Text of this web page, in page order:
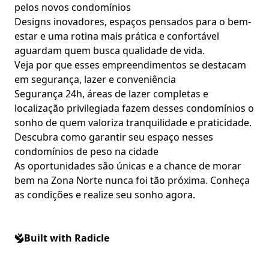
pelos novos condomínios
Designs inovadores, espaços pensados para o bem-
estar e uma rotina mais prática e confortável
aguardam quem busca qualidade de vida.
Veja por que esses empreendimentos se destacam
em segurança, lazer e conveniência
Segurança 24h, áreas de lazer completas e
localização privilegiada fazem desses condomínios o
sonho de quem valoriza tranquilidade e praticidade.
Descubra como garantir seu espaço nesses
condomínios de peso na cidade
As oportunidades são únicas e a chance de morar
bem na Zona Norte nunca foi tão próxima. Conheça
as condições e realize seu sonho agora.
Built with Radicle